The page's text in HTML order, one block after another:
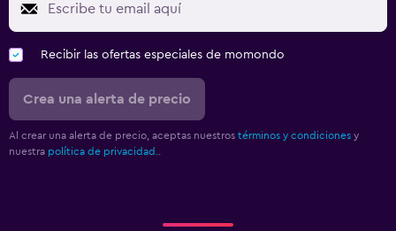
Recibir las ofertas especiales de momondo
Crea una alerta de precio
Al crear una alerta de precio, aceptas nuestros términos y condiciones y
nuestra política de privacidad.